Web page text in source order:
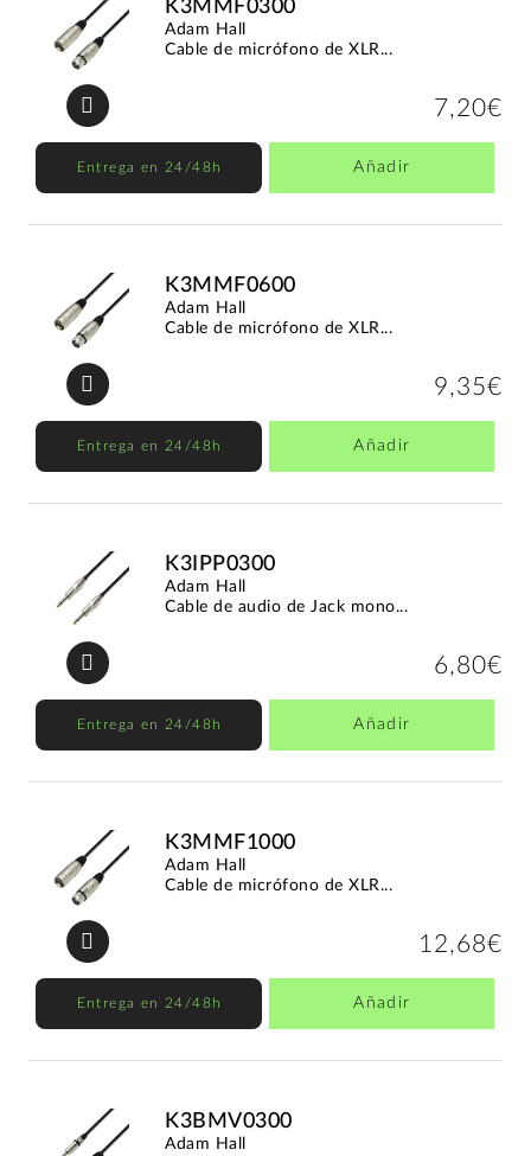
K3MMF0300
Adam Hall
Cable de micrófono de XLR...
7,20€
Entrega en 24/48h Añadir
K3MMF0600
Adam Hall
Cable de micrófono de XLR...
9,35€
Entrega en 24/48h Añadir
K3IPP0300
Adam Hall
Cable de audio de Jack mono...
6,80€
Entrega en 24/48h Añadir
K3MMF1000
Adam Hall
Cable de micrófono de XLR...
12,68€
Entrega en 24/48h Añadir
K3BMV0300
Adam Hall